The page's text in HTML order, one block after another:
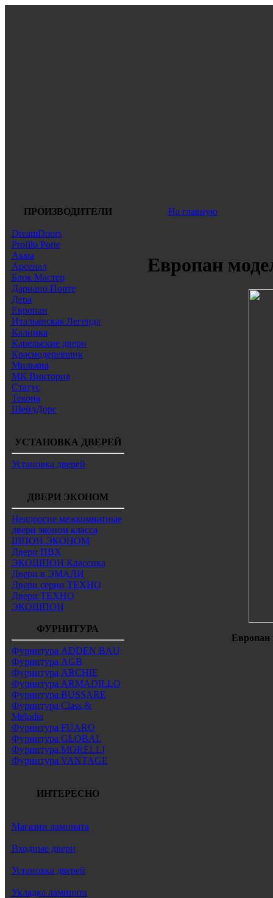
ПРОИЗВОДИТЕЛИ
DreamDoors
Profilo Porte
Акма
Арсенал
Блок Мастер
Дариано Порте
Дера
Европан
Итальянская Легенда
Калинка
Карельские двери
Краснодеревщик
Мильяна
МК Виктория
Статус
Текона
ШейлДорс
УСТАНОВКА ДВЕРЕЙ
Установка дверей
ДВЕРИ ЭКОНОМ
Недорогие межкомнатные
двери эконом класса
ШПОН ЭКОНОМ
Двери ПВХ
ЭКОШПОН Классика
Двери в ЭМАЛИ
Двери серии ТЕХНО
Двери ТЕХНО
ЭКОШПОН
ФУРНИТУРА
Фурнитура ADDEN BAU
Фурнитура AGB
Фурнитура ARCHIE
Фурнитура ARMADILLO
Фурнитура BUSSARE
Фурнитура Class &
Melodia
Фурнитура FUARO
Фурнитура GLOBAL
Фурнитура MORELLI
Фурнитура VANTAGE
ИНТЕРЕСНО
Магазин ламината
Входные двери
Установка дверей
Укладка ламината
На главную
Европан
Европан